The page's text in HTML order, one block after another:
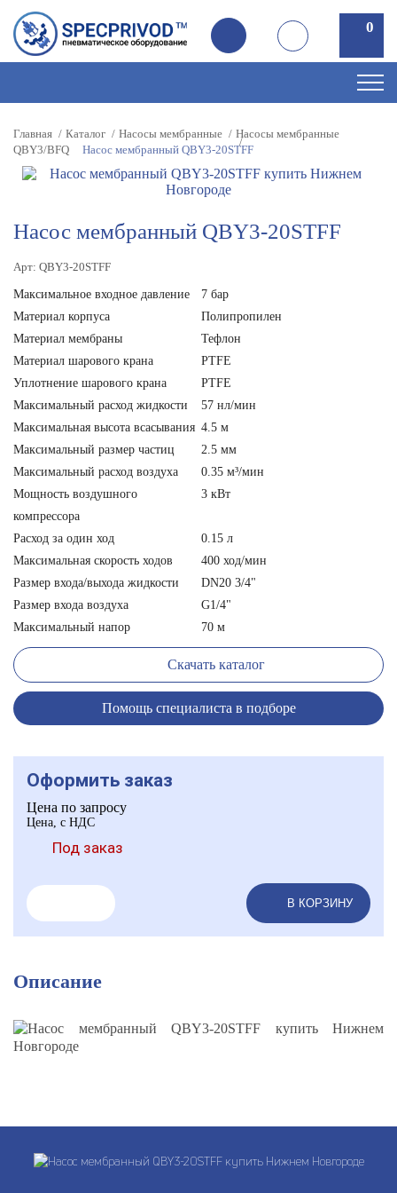
0
0
Главная Каталог Насосы мембранные
Насосы мембранные
QBY3/BFQ
Насос мембранный QBY3-20STFF
Насос мембранный QBY3-20STFF
Арт: QBY3-20STFF
Максимальное входное давление
7 бар
Материал корпуса
Полипропилен
Материал мембраны
Тефлон
Материал шарового крана
PTFE
Уплотнение шарового крана
PTFE
Максимальный расход жидкости
57 нл/мин
Максимальная высота всасывания 4.5 м
Максимальный размер частиц
2.5 мм
Максимальный расход воздуха
0.35 м³/мин
Мощность воздушного
компрессора
3 кВт
Расход за один ход
0.15 л
Максимальная скорость ходов
400 ход/мин
Размер входа/выхода жидкости
DN20 3/4"
Размер входа воздуха
G1/4"
Максимальный напор
70 м
Скачать каталог
Помощь специалиста в подборе
Оформить заказ
Цена по запросу
Цена, с НДС
Под заказ
В КОРЗИНУ
Описание